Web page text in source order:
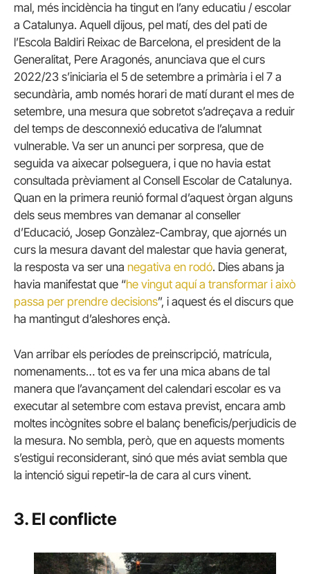
mal, més incidència ha tingut en l’any educatiu / escolar
a Catalunya. Aquell dijous, pel matí, des del pati de
l’Escola Baldiri Reixac de Barcelona, el president de la
Generalitat, Pere Aragonés, anunciava que el curs
2022/23 s’iniciaria el 5 de setembre a primària i el 7 a
secundària, amb només horari de matí durant el mes de
setembre, una mesura que sobretot s’adreçava a reduir
del temps de desconnexió educativa de l’alumnat
vulnerable. Va ser un anunci per sorpresa, que de
seguida va aixecar polseguera, i que no havia estat
consultada prèviament al Consell Escolar de Catalunya.
Quan en la primera reunió formal d’aquest òrgan alguns
dels seus membres van demanar al conseller
d’Educació, Josep Gonzàlez-Cambray, que ajornés un
curs la mesura davant del malestar que havia generat,
la resposta va ser una negativa en rodó. Dies abans ja
havia manifestat que “he vingut aquí a transformar i això
passa per prendre decisions”, i aquest és el discurs que
ha mantingut d’aleshores ençà.
Van arribar els períodes de preinscripció, matrícula,
nomenaments… tot es va fer una mica abans de tal
manera que l’avançament del calendari escolar es va
executar al setembre com estava previst, encara amb
moltes incògnites sobre el balanç beneficis/perjudicis de
la mesura. No sembla, però, que en aquests moments
s’estigui reconsiderant, sinó que més aviat sembla que
la intenció sigui repetir-la de cara al curs vinent.
3. El conflicte